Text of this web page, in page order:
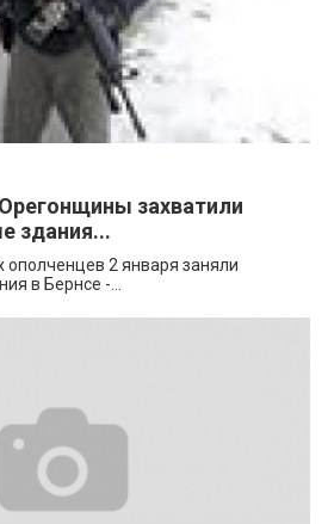
захватили
здания...
2 января заняли
в Бернсе -...